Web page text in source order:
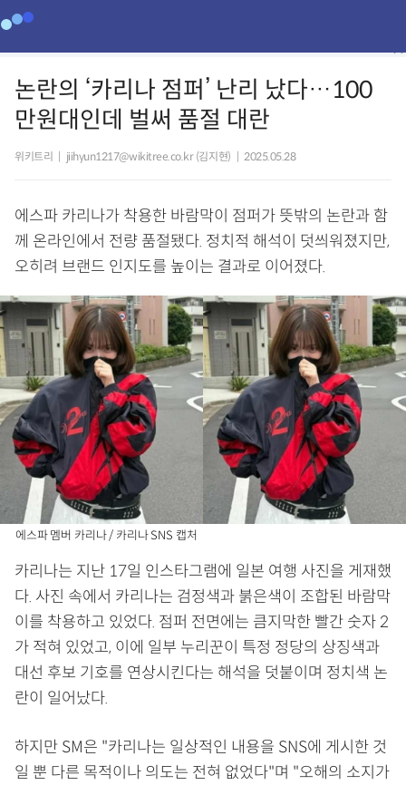
논란의 ‘카리나 점퍼’ 난리 났다…100
만원대인데 벌써 품절 대란
위키트리 jiihyun1217@wikitree.co.kr (김지현) 2025.05.28
에스파 카리나가 착용한 바람막이 점퍼가 뜻밖의 논란과 함
께 온라인에서 전량 품절됐다. 정치적 해석이 덧씌워졌지만,
오히려 브랜드 인지도를 높이는 결과로 이어졌다.
에스파 멤버 카리나 / 카리나 SNS 캡처
카리나는 지난 17일 인스타그램에 일본 여행 사진을 게재했
다. 사진 속에서 카리나는 검정색과 붉은색이 조합된 바람막
이를 착용하고 있었다. 점퍼 전면에는 큼지막한 빨간 숫자 2
가 적혀 있었고, 이에 일부 누리꾼이 특정 정당의 상징색과
대선 후보 기호를 연상시킨다는 해석을 덧붙이며 정치색 논
란이 일어났다.
하지만 SM은 "카리나는 일상적인 내용을 SNS에 게시한 것
일 뿐 다른 목적이나 의도는 전혀 없었다"며 "오해의 소지가